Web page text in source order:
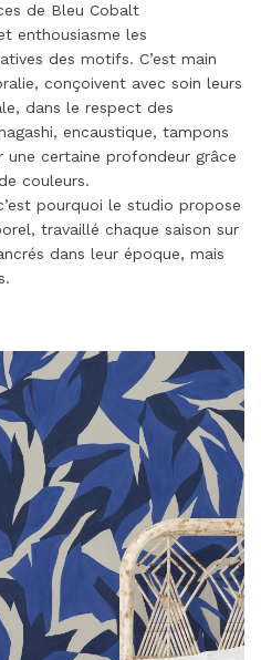
de Bleu Cobalt
enthousiasme les
des motifs. C’est main
conçoivent avec soin leurs
dans le respect des
encaustique, tampons
certaine profondeur grâce
couleurs.
pourquoi le studio propose
travaillé chaque saison sur
dans leur époque, mais